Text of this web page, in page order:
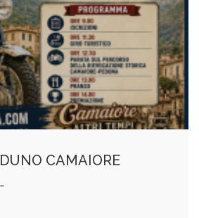
CAMAIORE
-